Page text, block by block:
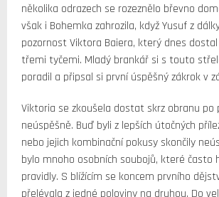
několika odrazech se rozeznělo břevno
však i Bohemka zahrozila, když Yusuf z
pozornost Viktora Baiera, který dnes
třemi tyčemi. Mladý brankář si s touto
poradil a připsal si první úspěšný zákrok v
Viktoria se zkoušela dostat skrz obranu po
neúspěšně. Buď byli z lepších útočných
nebo jejich kombinační pokusy skončily
bylo mnoho osobních soubojů, které často
pravidly. S blížícím se koncem prvního
přelévala z jedné poloviny na druhou. Do